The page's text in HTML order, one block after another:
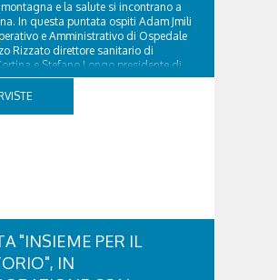
e la salute si incontrano a
In questa puntata ospiti Adam Jmili
e Amministrativo di Ospedale
Rizzato direttore sanitario di
e Stefano Longo presidente di
GVM Care & Research –...
"INSIEME PER IL
IN